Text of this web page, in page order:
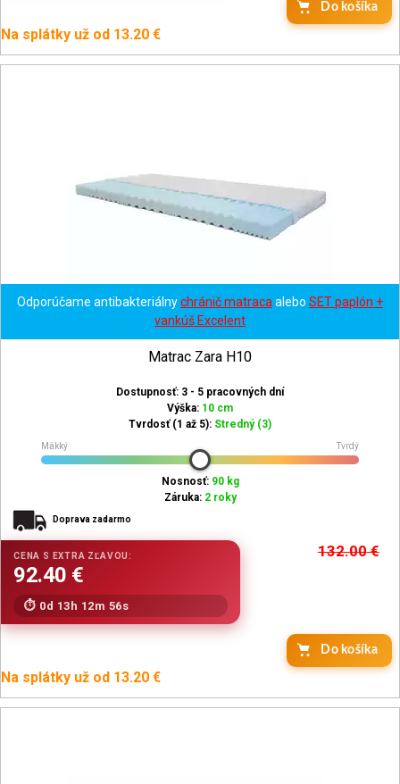
Do košíka
Na splátky už od 13.20 €
Odporúčame antibakteriálnychránič matraca alebo SET paplón +
vankúš Excelent
Matrac Zara H10
Dostupnosť: 3 - 5 pracovných dní
Výška: 10 cm
Tvrdosť (1 až 5): Stredný (3)
Mäkký Tvrdý
Nosnosť: 90 kg
Záruka: 2 roky
Doprava zadarmo
132.00€
0d 13h 12m 54s
Do košíka
Na splátky už od 13.20 €